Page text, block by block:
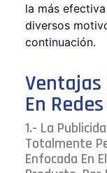
la más
diversos
continuación.
Ventajas
En
1.- La
Totalmente
Enfocada En